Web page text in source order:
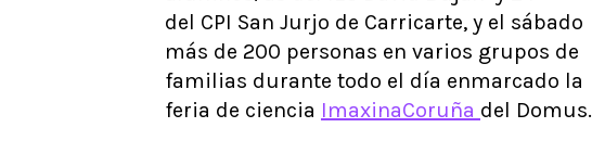
del CPI San Jurjo de Carricarte, y el sábado
más de 200 personas en varios grupos de
familias durante todo el día enmarcado la
feria de ciencia ImaxinaCoruña del Domus.